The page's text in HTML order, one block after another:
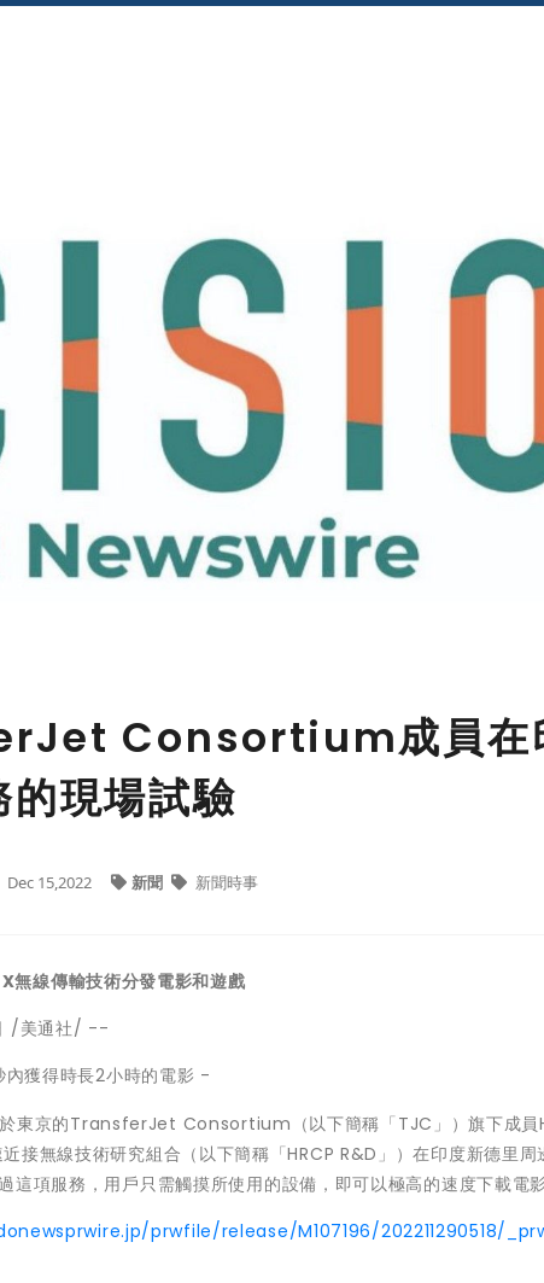
Consortium成員在
的現場試驗
Dec 15,2022 新聞 新聞時事
線傳輸技術分發電影和遊戲
/美通社/ --
獲得時長2小時的電影 -
於東京的TransferJet Consortium（以下簡稱 「TJC 」 ）旗下成
近接無線技術研究組合 （以下簡稱 「HRCP R&D 」 ）在印度新德里
這項服務，用戶只需觸摸所使用的設備，即可以極高的速度下載電影
prwfile/release/M107196/202211290518/